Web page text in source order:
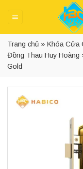
Trang chủ » Khóa Cửa
Đồng Thau Huy Hoàng
Gold